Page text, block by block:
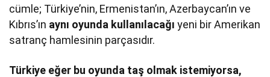
cümle; Türkiye’nin, Ermenistan’ın, Azerbaycan’ın ve
Kıbrıs’ın aynı oyunda kullanılacağı yeni bir Amerikan
satranç hamlesinin parçasıdır.
Türkiye eğer bu oyunda taş olmak istemiyorsa,